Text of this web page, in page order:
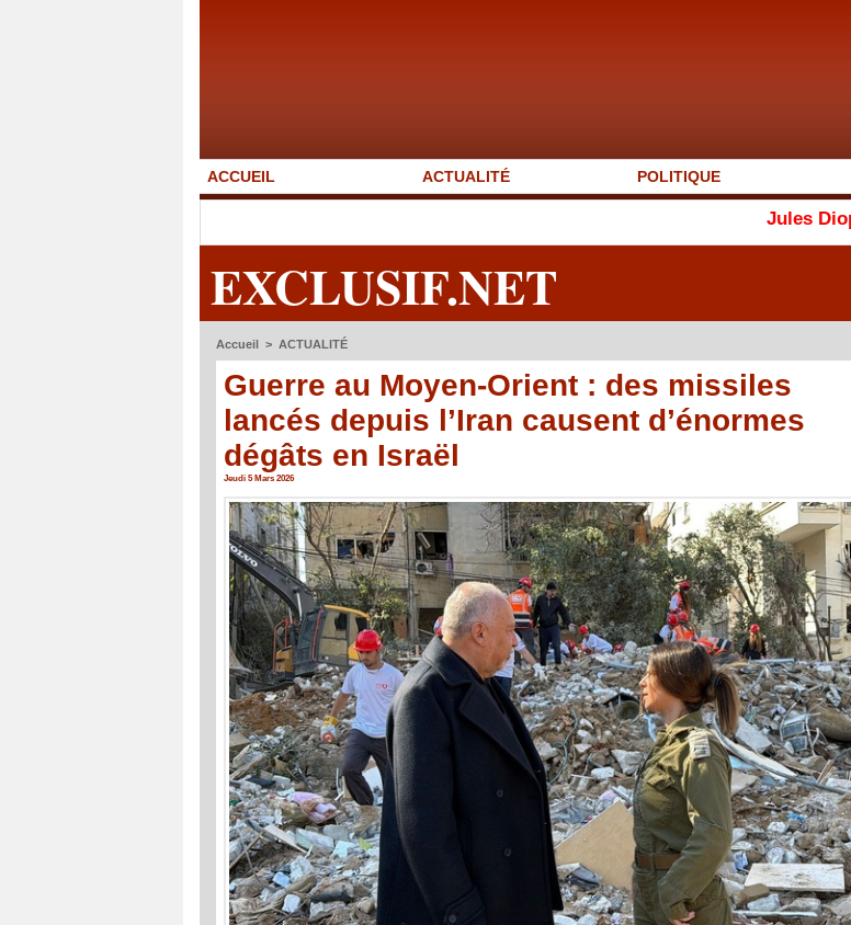
ACCUEIL ACTUALITÉ POLITIQUE
Jules Diop persiste :
EXCLUSIF.NET
Accueil > ACTUALITÉ
Guerre au Moyen-Orient : des missiles
lancés depuis l’Iran causent d’énormes
dégâts en Israël
Jeudi 5 Mars 2026